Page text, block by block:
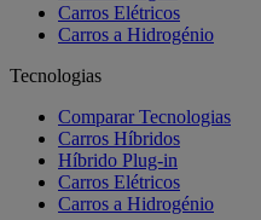
Carros Elétricos
Carros a Hidrogénio
Tecnologias
Comparar Tecnologias
Carros Híbridos
Híbrido Plug-in
Carros Elétricos
Carros a Hidrogénio